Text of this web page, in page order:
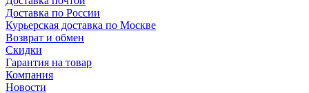
Доставка по России
Курьерская доставка по Москве
Возврат и обмен
Скидки
Гарантия на товар
Компания
Новости